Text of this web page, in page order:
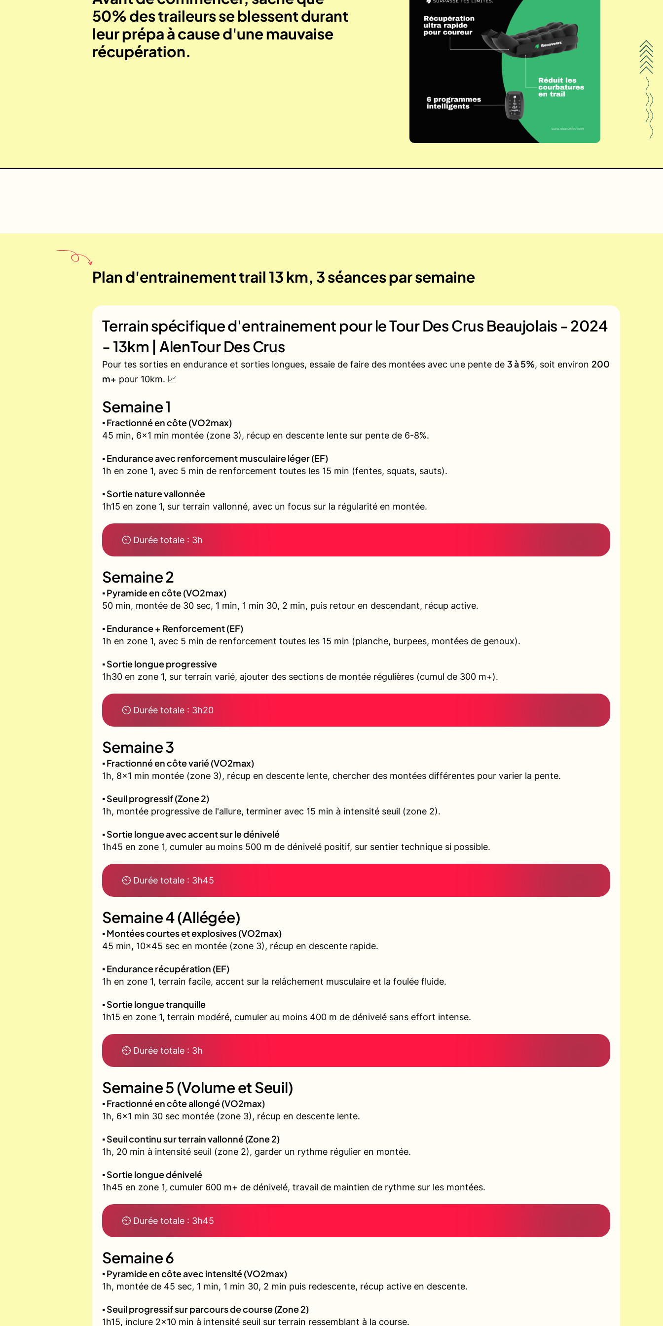
50% des traileurs se blessent durant
leur prépa à cause d'une mauvaise
récupération.
Plan d'entrainement trail 13 km, 3 séances par semaine
Terrain spécifique d'entrainement pour leTour Des Crus Beaujolais - 2024
- 13km | AlenTour Des Crus
Pour tes sorties en endurance et sorties longues, essaie de faire des montées avec une pente de 3 à 5%, soit environ 200
m+ pour 10km. 📈
Semaine 1
▪️ Fractionné en côte (VO2max)
45 min, 6x1 min montée (zone 3), récup en descente lente sur pente de 6-8%.
▪️ Endurance avec renforcement musculaire léger (EF)
1h en zone 1, avec 5 min de renforcement toutes les 15 min (fentes, squats, sauts).
▪️ Sortie nature vallonnée
1h15 en zone 1, sur terrain vallonné, avec un focus sur la régularité en montée.
⏲ Durée totale : 3h
Semaine 2
▪️ Pyramide en côte (VO2max)
50 min, montée de 30 sec, 1 min, 1 min 30, 2 min, puis retour en descendant, récup active.
▪️ Endurance + Renforcement (EF)
1h en zone 1, avec 5 min de renforcement toutes les 15 min (planche, burpees, montées de genoux).
▪️ Sortie longue progressive
1h30 en zone 1, sur terrain varié, ajouter des sections de montée régulières (cumul de 300 m+).
⏲ Durée totale : 3h20
Semaine 3
▪️ Fractionné en côte varié (VO2max)
1h, 8x1 min montée (zone 3), récup en descente lente, chercher des montées différentes pour varier la pente.
▪️ Seuil progressif (Zone 2)
1h, montée progressive de l'allure, terminer avec 15 min à intensité seuil (zone 2).
▪️ Sortie longue avec accent sur le dénivelé
1h45 en zone 1, cumuler au moins 500 m de dénivelé positif, sur sentier technique si possible.
⏲ Durée totale : 3h45
Semaine 4 (Allégée)
▪️ Montées courtes et explosives (VO2max)
45 min, 10x45 sec en montée (zone 3), récup en descente rapide.
▪️ Endurance récupération (EF)
1h en zone 1, terrain facile, accent sur la relâchement musculaire et la foulée fluide.
▪️ Sortie longue tranquille
1h15 en zone 1, terrain modéré, cumuler au moins 400 m de dénivelé sans effort intense.
⏲ Durée totale : 3h
Semaine 5 (Volume et Seuil)
▪️ Fractionné en côte allongé (VO2max)
1h, 6x1 min 30 sec montée (zone 3), récup en descente lente.
▪️ Seuil continu sur terrain vallonné (Zone 2)
1h, 20 min à intensité seuil (zone 2), garder un rythme régulier en montée.
▪️ Sortie longue dénivelé
1h45 en zone 1, cumuler 600 m+ de dénivelé, travail de maintien de rythme sur les montées.
⏲ Durée totale : 3h45
Semaine 6
▪️ Pyramide en côte avec intensité (VO2max)
1h, montée de 45 sec, 1 min, 1 min 30, 2 min puis redescente, récup active en descente.
▪️ Seuil progressif sur parcours de course (Zone 2)
1h15, inclure 2x10 min à intensité seuil sur terrain ressemblant à la course.